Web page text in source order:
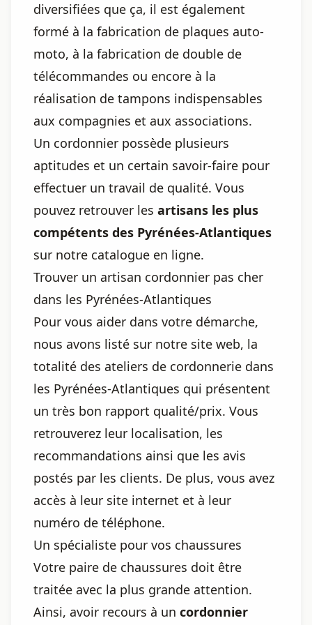
diversifiées que ça, il est également
formé à la fabrication de plaques auto-
moto, à la fabrication de double de
télécommandes ou encore à la
réalisation de tampons indispensables
aux compagnies et aux associations.
Un cordonnier possède plusieurs
aptitudes et un certain savoir-faire pour
effectuer un travail de qualité. Vous
pouvez retrouver les artisans les plus
compétents des Pyrénées-Atlantiques
sur notre catalogue en ligne.
Trouver un artisan cordonnier pas cher
dans les Pyrénées-Atlantiques
Pour vous aider dans votre démarche,
nous avons listé sur notre site web, la
totalité des ateliers de cordonnerie dans
les Pyrénées-Atlantiques qui présentent
un très bon rapport qualité/prix. Vous
retrouverez leur localisation, les
recommandations ainsi que les avis
postés par les clients. De plus, vous avez
accès à leur site internet et à leur
numéro de téléphone.
Un spécialiste pour vos chaussures
Votre paire de chaussures doit être
traitée avec la plus grande attention.
Ainsi, avoir recours à un cordonnier